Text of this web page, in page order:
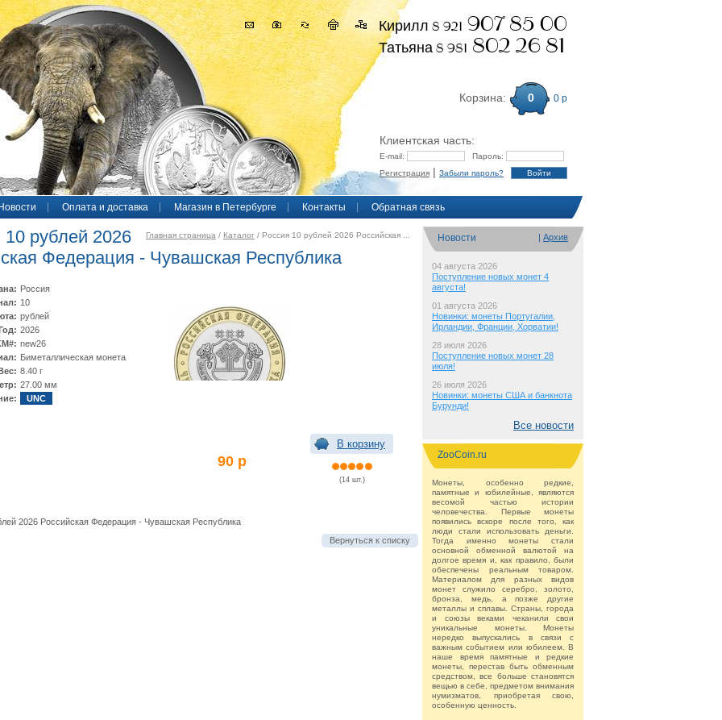
Кирилл 8 921 907 85 00
Татьяна 8 981 802 26 81
Корзина: 0 0 р
Клиентская часть:
E-mail:
Пароль:
Регистрация | Забыли пароль?
Новости Оплата и доставка Магазин в Петербурге Контакты Обратная связь
Новости | Архив
04 августа 2026
Поступление новых монет 4
августа!
01 августа 2026
Новинки: монеты Португалии,
Ирландии, Франции, Хорватии!
28 июля 2026
Поступление новых монет 28
июля!
26 июля 2026
Новинки: монеты США и банкнота
Бурунди!
Все новости
ZooCoin.ru
Монеты, особенно редкие,
памятные и юбилейные, являются
весомой частью истории
человечества. Первые монеты
появились вскоре после того, как
люди стали использовать деньги.
Тогда именно монеты стали
основной обменной валютой на
долгое время и, как правило, были
обеспечены реальным товаром.
Материалом для разных видов
монет служило серебро, золото,
бронза, медь, а позже другие
металлы и сплавы. Страны, города
и союзы веками чеканили свои
уникальные монеты. Монеты
нередко выпускались в связи с
важным событием или юбилеем. В
наше время памятные и редкие
монеты, перестав быть обменным
средством, все больше становятся
вещью в себе, предметом внимания
нумизматов, приобретая свою,
особенную ценность.
Главная страница / Каталог / Россия 10 рублей 2026 Российская ...
10 рублей 2026
Федерация - Чувашская Республика
Россия
10
рублей
2026
new26
Биметаллическая монета
8.40 г
27.00 мм
UNC
90 р
В корзину
(14 шт.)
2026 Российская Федерация - Чувашская Республика
Вернуться к списку